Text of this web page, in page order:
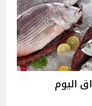
اليوم